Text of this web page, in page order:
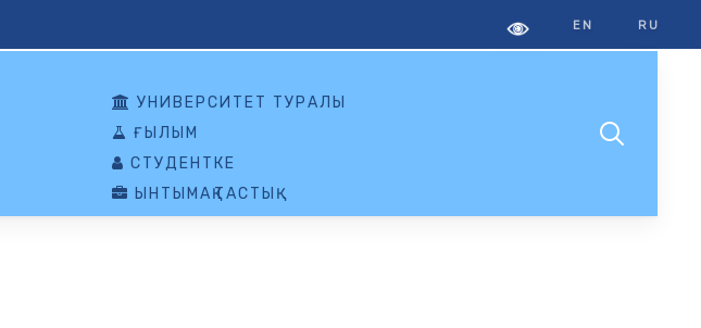
EN RU
УНИВЕРСИТЕТ ТУРАЛЫ
ҒЫЛЫМ
СТУДЕНТКЕ
ЫНТЫМАҚТАСТЫҚ